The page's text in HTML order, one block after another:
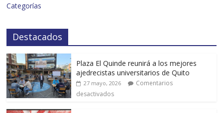
Categorías
Destacados
Plaza El Quinde reunirá a los mejores
ajedrecistas universitarios de Quito
27 mayo, 2026
Comentarios
desactivados